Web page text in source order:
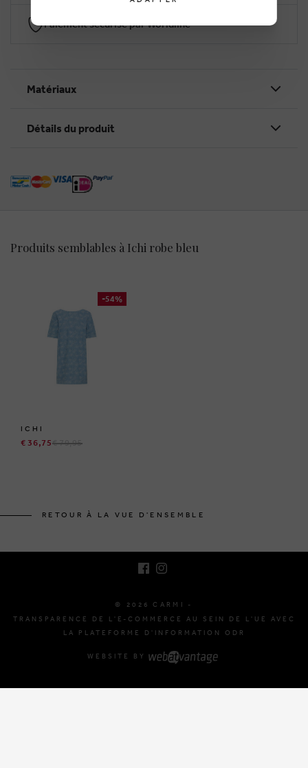
Paiement sécurisé par Worldline
Matériaux
Détails du produit
Produits semblables à Ichi robe bleu
-54%
ICHI
€ 36,75€ 79,95
RETOUR À LA VUE D'ENSEMBLE
© 2026 CARMI -
TRANSPARENCE DE L'E-COMMERCE AU SEIN DE L'UE AVEC
LA PLATEFORME D'INFORMATION ODR
WEBSITE BY